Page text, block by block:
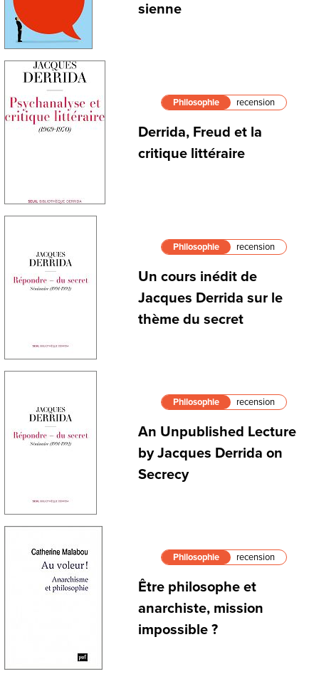
sienne
Philosophie recension
Derrida, Freud et la
critique littéraire
Philosophie recension
Un cours inédit de
Jacques Derrida sur le
thème du secret
Philosophie recension
An Unpublished Lecture
by Jacques Derrida on
Secrecy
Philosophie recension
Être philosophe et
anarchiste, mission
impossible ?